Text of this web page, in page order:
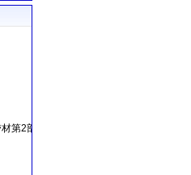
第2部分：力学性能